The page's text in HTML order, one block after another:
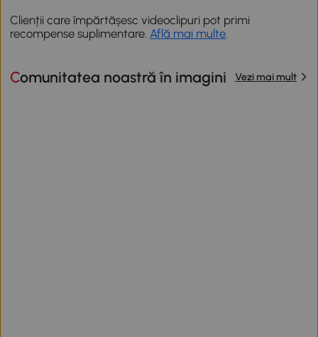
Clienții care împărtășesc videoclipuri pot primi
recompense suplimentare. Află mai multe
Comunitatea noastră în imagini Vezi mai mult